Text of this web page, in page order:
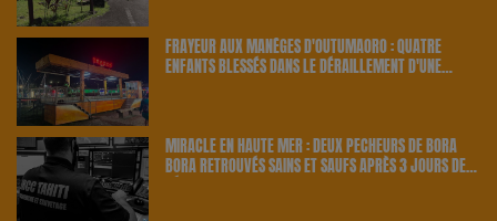
FRAYEUR AUX MANÈGES D'OUTUMAORO : QUATRE
ENFANTS BLESSÉS DANS LE DÉRAILLEMENT D'UNE
MIRACLE EN HAUTE MER : DEUX PÊCHEURS DE BORA
BORA RETROUVÉS SAINS ET SAUFS APRÈS 3 JOURS DE